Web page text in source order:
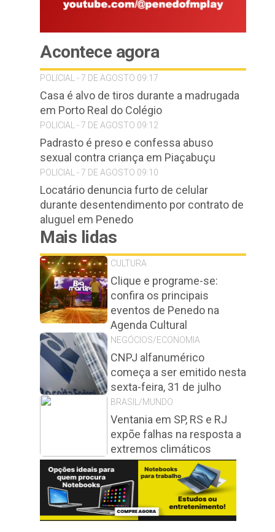
Acontece agora
POLICIAL - 7 DE AGOSTO 09:17
Casa é alvo de tiros durante a madrugada
em Porto Real do Colégio
POLICIAL - 7 DE AGOSTO 09:12
Padrasto é preso e confessa abuso
sexual contra criança em Piaçabuçu
POLICIAL - 7 DE AGOSTO 09:10
Locatário denuncia furto de celular
durante desentendimento por contrato de
aluguel em Penedo
Mais lidas
CULTURA
Clique e programe-se:
confira os principais
eventos de Penedo na
Agenda Cultural
NEGÓCIOS/ECONOMIA
CNPJ alfanumérico
começa a ser emitido nesta
sexta-feira, 31 de julho
BRASIL/MUNDO
Ventania em SP, RS e RJ
expõe falhas na resposta a
extremos climáticos